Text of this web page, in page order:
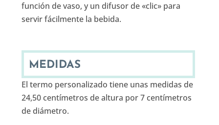
función de vaso, y un difusor de «clic» para
servir fácilmente la bebida.
MEDIDAS
El termo personalizado tiene unas medidas de
24,50 centímetros de altura por 7 centímetros
de diámetro.